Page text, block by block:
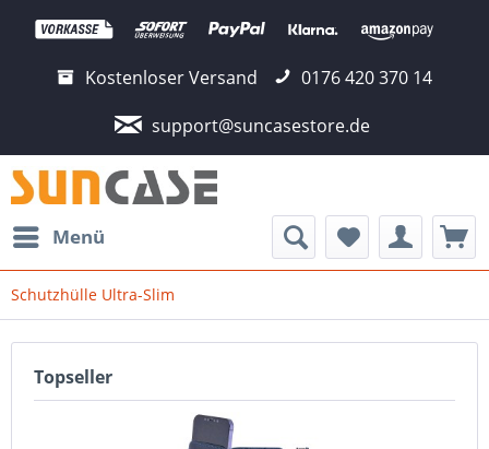
Kostenloser Versand
0176 420 370 14
support@suncasestore.de
Menü
Schutzhülle Ultra-Slim
Topseller